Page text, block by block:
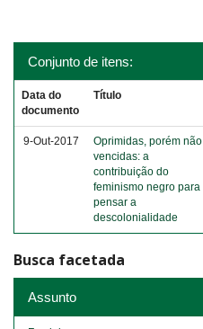
Conjunto de itens:
Data do
documento
Título
9-Out-2017
Oprimidas, porém não
vencidas: a
contribuição do
feminismo negro para
pensar a
descolonialidade
Busca facetada
Assunto